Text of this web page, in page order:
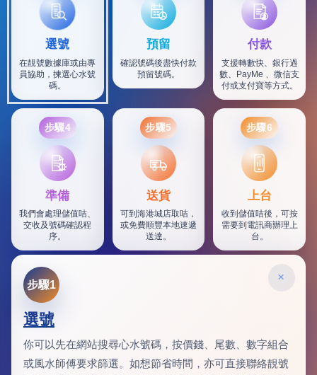
選號
在靚號數據庫或由專
員協助，揀選心水號
碼。
預留
確認號碼後盡快付款
預留號碼。
付款
支援轉數快、銀行過
數、PayMe 、微信支
付或支付寶等方式。
步驟4
準備
我們會處理儲值咭、
交收及號碼確認程
序。
步驟5
SF
送貨
可到海港城店取咭，
或免費順豐本地速遞
送達。
步驟6
上台
收到儲值咭後，可按
需要到電訊商辦理上
台。
×
步驟1
選號
你可以先在網站搜尋心水號碼，按價錢、尾數、數字組合
或風水師傅要求篩選。如想節省時間，亦可直接聯絡靚號